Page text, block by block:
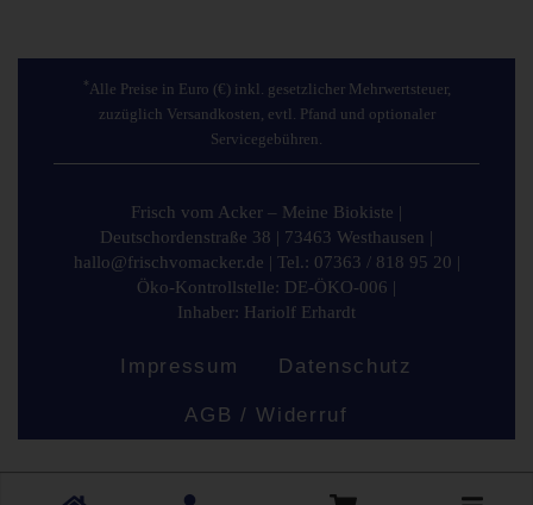
* Alle Preise in Euro (€) inkl. gesetzlicher Mehrwertsteuer,
zuzüglich Versandkosten, evtl. Pfand und optionaler
Servicegebühren.
Frisch vom Acker – Meine Biokiste |
Deutschordenstraße 38 | 73463 Westhausen |
hallo@frischvomacker.de | Tel.: 07363 / 818 95 20 |
Öko-Kontrollstelle: DE-ÖKO-006 |
Inhaber: Hariolf Erhardt
Impressum Datenschutz
AGB / Widerruf